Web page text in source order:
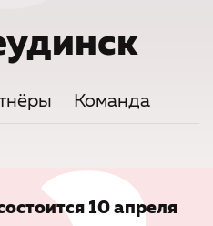
Команда
10 апреля